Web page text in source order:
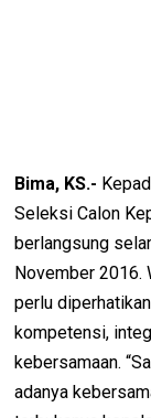
Bima, KS.-
Seleksi Calon
berlangsung
November 2016.
perlu
kompetensi,
kebersamaan.
adanya